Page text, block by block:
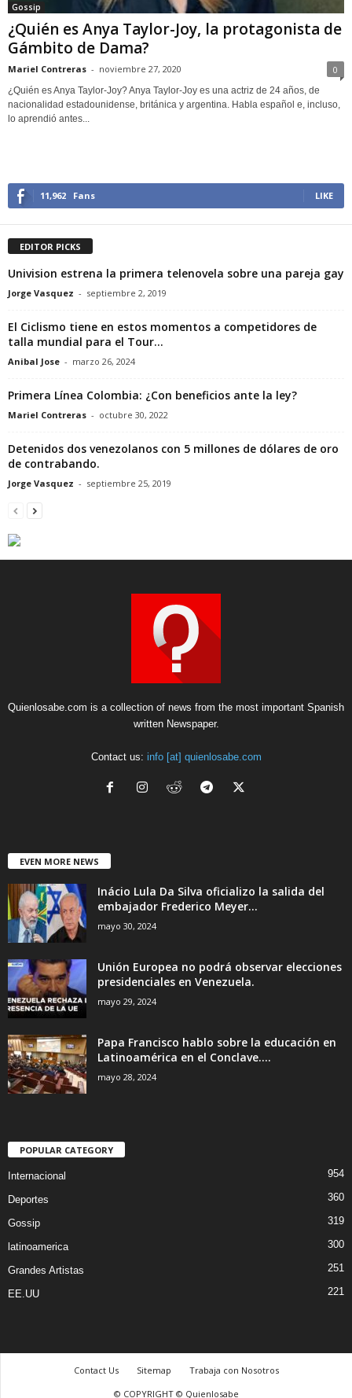
Gossip
¿Quién es Anya Taylor-Joy, la protagonista de
Gámbito de Dama?
Mariel Contreras - noviembre 27, 2020 0
¿Quién es Anya Taylor-Joy? Anya Taylor-Joy es una actriz de 24 años, de
nacionalidad estadounidense, británica y argentina. Habla español e, incluso,
lo aprendió antes...
11,962 Fans LIKE
EDITOR PICKS
Univision estrena la primera telenovela sobre una pareja gay
Jorge Vasquez - septiembre 2, 2019
El Ciclismo tiene en estos momentos a competidores de
talla mundial para el Tour...
Anibal Jose - marzo 26, 2024
Primera Línea Colombia: ¿Con beneficios ante la ley?
Mariel Contreras - octubre 30, 2022
Detenidos dos venezolanos con 5 millones de dólares de oro
de contrabando.
Jorge Vasquez - septiembre 25, 2019
Quienlosabe.com is a collection of news from the most important Spanish
written Newspaper.
Contact us: info [at] quienlosabe.com
EVEN MORE NEWS
Inácio Lula Da Silva oficializo la salida del
embajador Frederico Meyer...
mayo 30, 2024
Unión Europea no podrá observar elecciones
presidenciales en Venezuela.
mayo 29, 2024
Papa Francisco hablo sobre la educación en
Latinoamérica en el Conclave....
mayo 28, 2024
POPULAR CATEGORY
Internacional 954
Deportes 360
Gossip 319
latinoamerica 300
Grandes Artistas 251
EE.UU 221
Contact Us Sitemap
Trabaja con Nosotros
© COPYRIGHT © Quienlosabe